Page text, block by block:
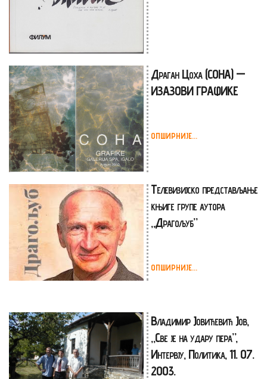
Драган Цоха (COHA) —
ИЗАЗОВИ ГРАФИКЕ
ОПШИРНИЈЕ...
Телевизијско представљање
књиге групе аутора
„Драгољуб”
ОПШИРНИЈЕ...
Владимир Јовићевић Јов,
„Све је на удару пера”,
Интервју, Политика, 11. 07.
2003.